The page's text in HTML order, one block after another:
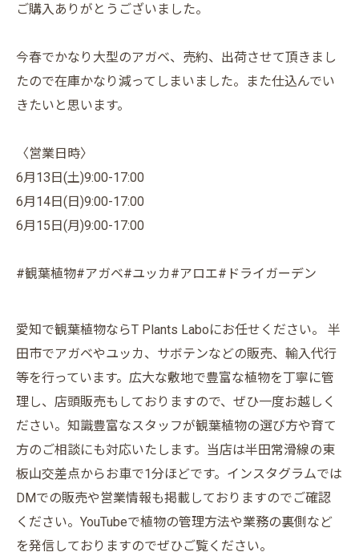
ご購入ありがとうございました。
今春でかなり大型のアガベ、売約、出荷させて頂きまし
たので在庫かなり減ってしまいました。また仕込んでい
きたいと思います。
〈営業日時〉
6月13日(土)9:00-17:00
6月14日(日)9:00-17:00
6月15日(月)9:00-17:00
#観葉植物#アガベ#ユッカ#アロエ#ドライガーデン
愛知で観葉植物ならT Plants Laboにお任せください。 半
田市でアガベやユッカ、サボテンなどの販売、輸入代行
等を行っています。広大な敷地で豊富な植物を丁寧に管
理し、店頭販売もしておりますので、ぜひ一度お越しく
ださい。知識豊富なスタッフが観葉植物の選び方や育て
方のご相談にも対応いたします。当店は半田常滑線の東
板山交差点からお車で1分ほどです。インスタグラムでは
DMでの販売や営業情報も掲載しておりますのでご確認
ください。YouTubeで植物の管理方法や業務の裏側など
を発信しておりますのでぜひご覧ください。